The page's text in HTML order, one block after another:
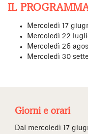
IL
Mercoledì 17
Mercoledì 22
Mercoledì 26
Mercoledì 30
Giorni e orari
Dal mercoledì 17